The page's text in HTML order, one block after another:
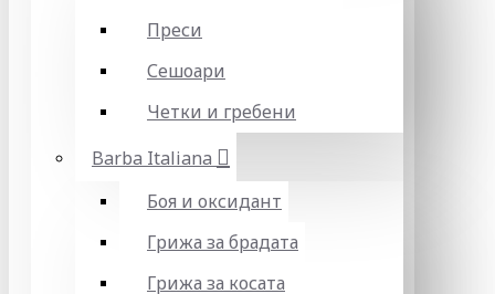
Преси
Сешоари
Четки и гребени
Barba Italiana
Боя и оксидант
Грижа за брадата
Грижа за косата